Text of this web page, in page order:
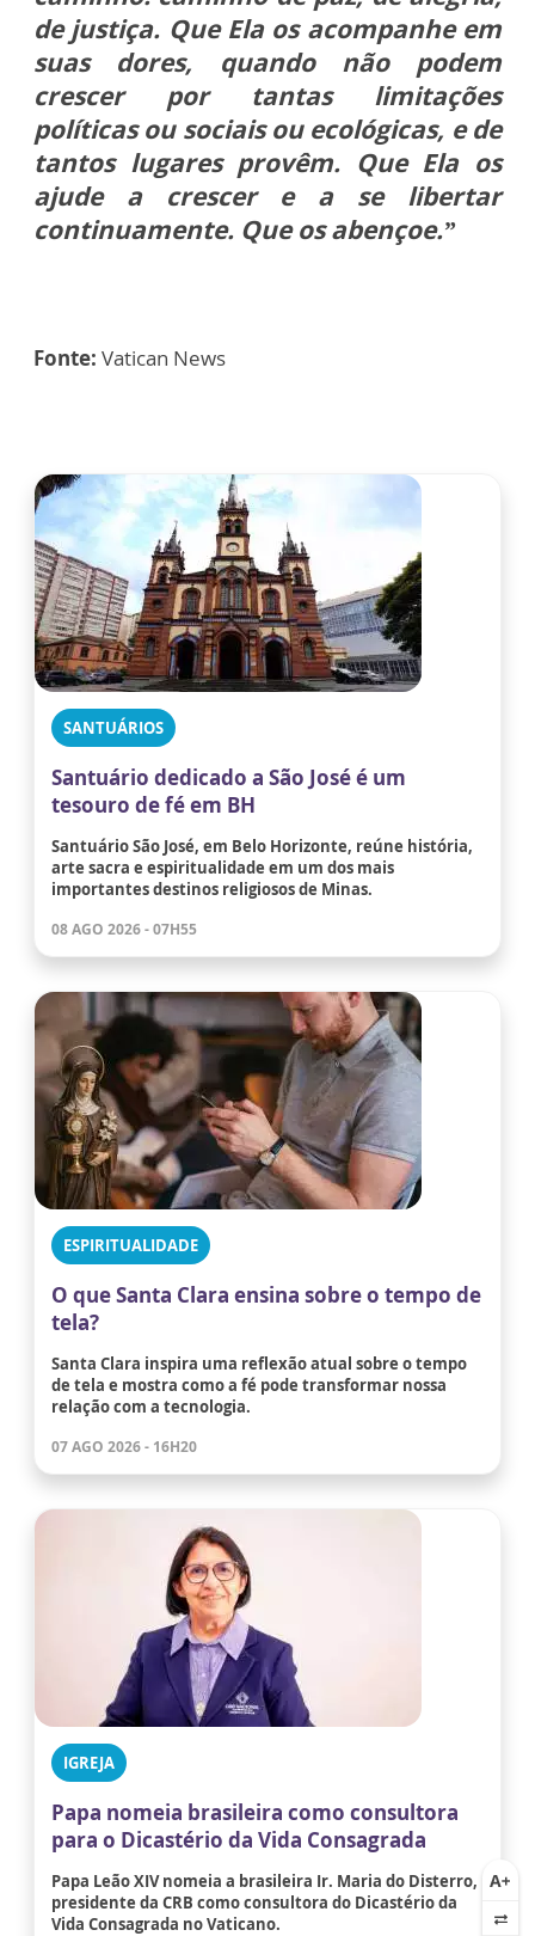
de justiça. Que Ela os acompanhe em
suas dores, quando não podem
crescer por tantas limitações
políticas ou sociais ou ecológicas, e de
tantos lugares provêm. Que Ela os
ajude a crescer e a se libertar
continuamente. Que os abençoe.”
Fonte: Vatican News
SANTUÁRIOS
Santuário dedicado a São José é um
tesouro de fé em BH
Santuário São José, em Belo Horizonte, reúne história,
arte sacra e espiritualidade em um dos mais
importantes destinos religiosos de Minas.
08 AGO 2026 - 07H55
ESPIRITUALIDADE
O que Santa Clara ensina sobre o tempo de
tela?
Santa Clara inspira uma reflexão atual sobre o tempo
de tela e mostra como a fé pode transformar nossa
relação com a tecnologia.
07 AGO 2026 - 16H20
IGREJA
Papa nomeia brasileira como consultora
para o Dicastério da Vida Consagrada
Papa Leão XIV nomeia a brasileira Ir. Maria do Disterro,
presidente da CRB como consultora do Dicastério da
Vida Consagrada no Vaticano.